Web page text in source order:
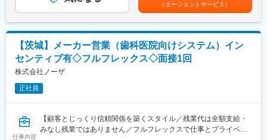
・売上・稼働率の管理
・新規施設の立ち上げ支援
■担当規模
・担当施設数：3～5施設
・マネジメント対象：各施設長
■ポジションの魅力
障がい福祉の経験がなくても応募可能。実務を通じて専門性を高
めていける環境です。
あり、選考を通じて上下する可能性があります。月給(月額)は固定
手当を含めた表記です。
（エージェントサービス）
【茨城】メーカー営業（歯科医院向けシステム）イン
センティブ有◇フルフレックス◇面接1回
株式会社ノーザ
正社員
仕事内容
【顧客とじっくり信頼関係を築くスタイル／残業代は全額支給・
みなし残業ではありません／フルフレックスで仕事とプライベー